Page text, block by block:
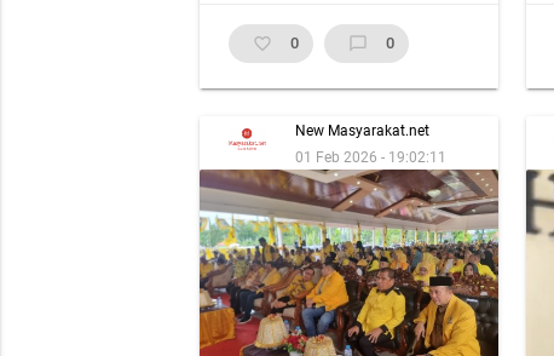
favorite_border 0 chat_bubble_outline 0
New Masyarakat.net
01 Feb 2026 - 19:02:11